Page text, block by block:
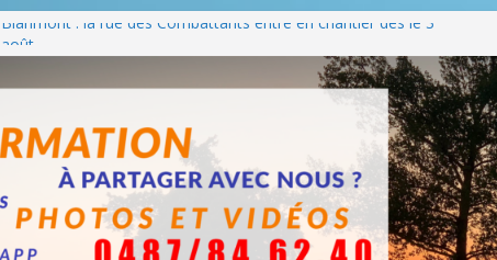
Blanmont : la rue des Combattants entre en chantier dès le 3
août
Une fête nationale sans drache